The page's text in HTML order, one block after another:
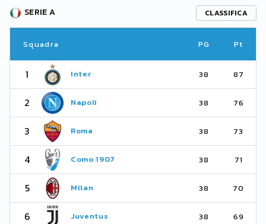
SERIE A CLASSIFICA
Squadra PG Pt
1 Inter 38 87
2 Napoli 38 76
3 Roma 38 73
4 Como 1907 38 71
5 Milan 38 70
6 Juventus 38 69